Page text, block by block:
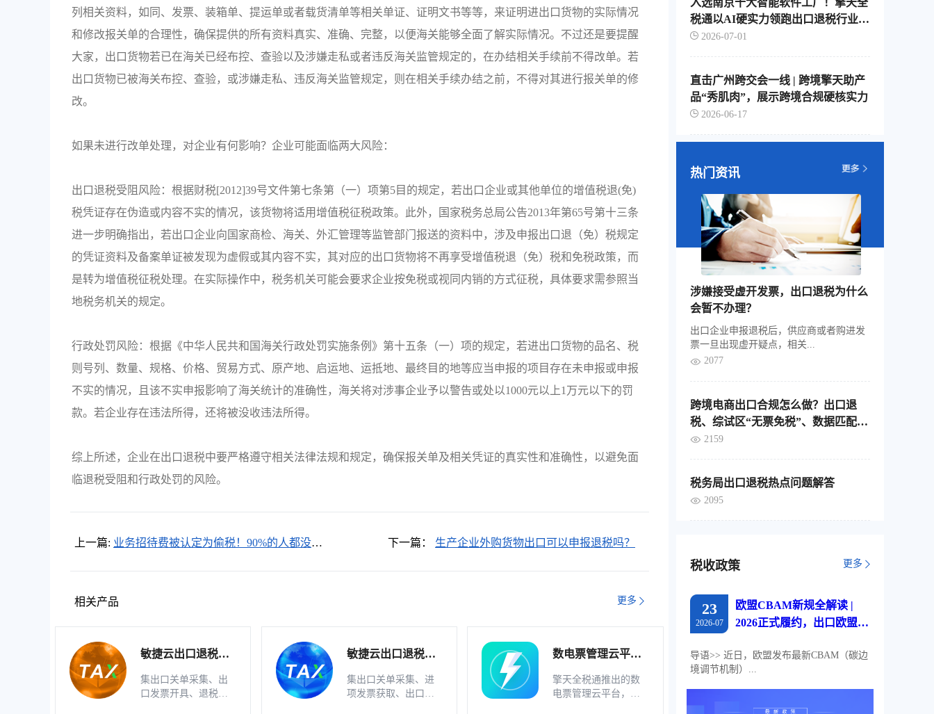
列相关资料，如同、发票、装箱单、提运单或者载货清单等相关单证、证明文书等等，来证明进出口货物的实际情况
和修改报关单的合理性，确保提供的所有资料真实、准确、完整，以便海关能够全面了解实际情况。不过还是要提醒
大家，出口货物若已在海关已经布控、查验以及涉嫌走私或者违反海关监管规定的，在办结相关手续前不得改单。若
出口货物已被海关布控、查验，或涉嫌走私、违反海关监管规定，则在相关手续办结之前，不得对其进行报关单的修
改。
如果未进行改单处理，对企业有何影响？企业可能面临两大风险：
出口退税受阻风险：根据财税[2012]39号文件第七条第（一）项第5目的规定，若出口企业或其他单位的增值税退(免)
税凭证存在伪造或内容不实的情况，该货物将适用增值税征税政策。此外，国家税务总局公告2013年第65号第十三条
进一步明确指出，若出口企业向国家商检、海关、外汇管理等监管部门报送的资料中，涉及申报出口退（免）税规定
的凭证资料及备案单证被发现为虚假或其内容不实，其对应的出口货物将不再享受增值税退（免）税和免税政策，而
是转为增值税征税处理。在实际操作中，税务机关可能会要求企业按免税或视同内销的方式征税，具体要求需参照当
地税务机关的规定。
行政处罚风险：根据《中华人民共和国海关行政处罚实施条例》第十五条（一）项的规定，若进出口货物的品名、税
则号列、数量、规格、价格、贸易方式、原产地、启运地、运抵地、最终目的地等应当申报的项目存在未申报或申报
不实的情况，且该不实申报影响了海关统计的准确性，海关将对涉事企业予以警告或处以1000元以上1万元以下的罚
款。若企业存在违法所得，还将被没收违法所得。
综上所述，企业在出口退税中要严格遵守相关法律法规和规定，确保报关单及相关凭证的真实性和准确性，以避免面
临退税受阻和行政处罚的风险。
上一篇: 业务招待费被认定为偷税！90%的人都没搞
下一篇： 生产企业外购货物出口可以申报退税吗？
相关产品 更多
敏捷云出口退税申
集出口关单采集、出
口发票开具、退税明
敏捷云出口退税申
集出口关单采集、进
项发票获取、出口发
数电票管理云平台
业
擎天全税通推出的数
电票管理云平台，是
入选南京十大智能软件工厂！擎天全
税通以AI硬实力领跑出口退税行业智
能化转型
2026-07-01
直击广州跨交会一线 | 跨境擎天助产
品“秀肌肉”，展示跨境合规硬核实力
2026-06-17
热门资讯
涉嫌接受虚开发票，出口退税为什么
会暂不办理？
出口企业申报退税后，供应商或者购进发
票一旦出现虚开疑点，相关...
2077
跨境电商出口合规怎么做？出口退
税、综试区“无票免税”、数据匹配，
这4个要点要分清
2159
税务局出口退税热点问题解答
2095
税收政策 更多
23
2026-07
欧盟CBAM新规全解读 |
2026正式履约，出口欧盟企
导语>> 近日，欧盟发布最新CBAM（碳边
境调节机制）...